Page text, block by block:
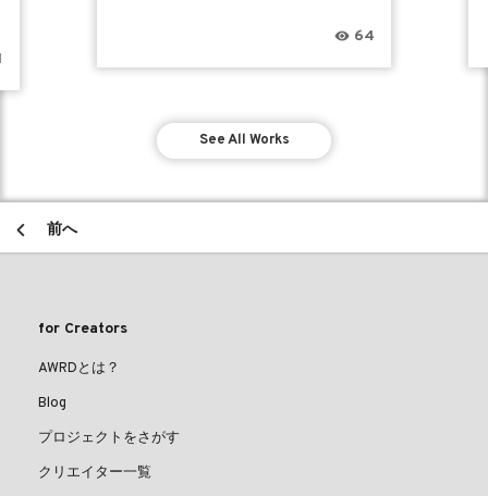
64
See All Works
前へ
for Creators
AWRDとは？
Blog
プロジェクトをさがす
クリエイター一覧